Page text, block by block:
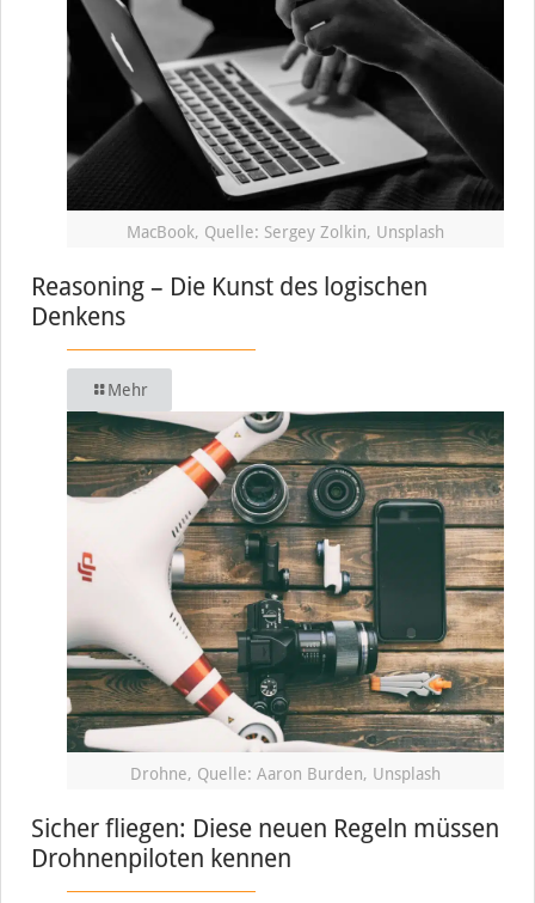
MacBook, Quelle: Sergey Zolkin, Unsplash
Reasoning – Die Kunst des logischen
Denkens
Mehr
Drohne, Quelle: Aaron Burden, Unsplash
Sicher fliegen: Diese neuen Regeln müssen
Drohnenpiloten kennen